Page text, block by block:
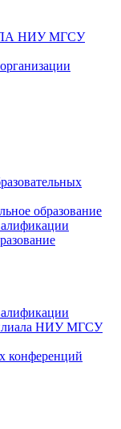
НИУ МГСУ
образование
НИУ МГСУ
конференций